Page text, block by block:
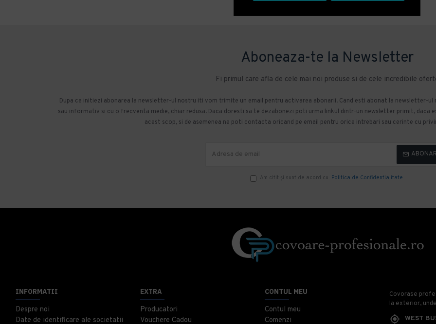
Aboneaza-te la Newsletter
Fi primul care afla de cele mai noi produse si de cele incredibile
Dupa ce initiezi abonarea la newsletter-ul nostru iti vom trimite un email pentru activarea abonarii. Cand esti abonat la newsletter-
sau informativ si cu o frecventa medie, chiar redusa. Daca doresti sa te dezabonezi poti urma linkul dintr-un newsletter primit, daca
acest scop, si de asemenea ne poti contacta oricand pe email pentru orice intrebari sau cerinte cu
Am citit şi sunt de acord cu Politica de Confidentialitate
INFORMATII
Despre noi
Date de identificare ale societatii
EXTRA
Producatori
Vouchere Cadou
CONTUL MEU
Contul meu
Comenzi
Covorase
la exterior,
WEST